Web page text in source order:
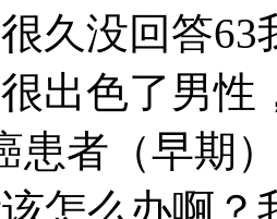
久没回答
出色了男性
患者（早期
怎么办啊